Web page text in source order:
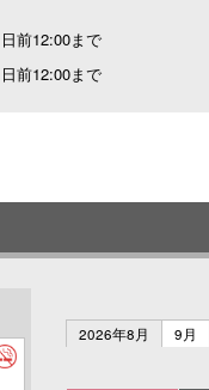
前12:00まで
前12:00まで
2026年8月
9月